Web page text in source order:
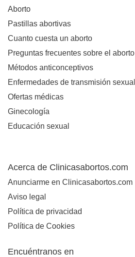
Aborto
Pastillas abortivas
Cuanto cuesta un aborto
Preguntas frecuentes sobre el aborto
Métodos anticonceptivos
Enfermedades de transmisión sexual
Ofertas médicas
Ginecología
Educación sexual
Acerca de Clinicasabortos.com
Anunciarme en Clinicasabortos.com
Aviso legal
Política de privacidad
Política de Cookies
Encuéntranos en